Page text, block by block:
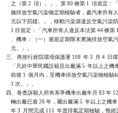
之（第 2  項）。」、第 80 條第 1  項規定：
施排放空氣污染物定期檢驗者，處汽車所有人
元以下罰鍰。」，移動污染源違反空氣污染
1 目規定：「汽車所有人違反本法第 44 條
、機車：（一）逾規定期限未實施排放空氣
    元。」。
三、再按行政院環境保護署 108  年 3  月 4  日
「凡於中華民國設籍且出廠滿 5  年以上之
前後 1  個月內，至機車排放空氣污染物檢
    1 次。」。
四、卷查訴願人所有系爭機車出廠年月 83 年
輛出廠已逾 26 年，屬出廠滿 5  年以上之機
年 3  月間完成 111  年度排氣定期檢驗，